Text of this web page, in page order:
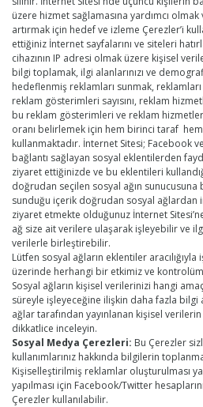
üzere hizmet sağlamasına yardımcı
artırmak için hedef ve izleme Çerezler’i
ettiğiniz İnternet sayfalarını ve siteleri
cihazının IP adresi olmak üzere kişisel
bilgi toplamak, ilgi alanlarınızı ve
hedeflenmiş reklamları sunmak,
reklam gösterimleri sayısını, reklam
bu reklam gösterimleri ve reklam
oranı belirlemek için hem birinci taraf
kullanmaktadır. İnternet Sitesi; Facebook
bağlantı sağlayan sosyal eklentilerden
ziyaret ettiğinizde ve bu eklentileri
doğrudan seçilen sosyal ağın sunucusuna
sunduğu içerik doğrudan sosyal ağlardan
ziyaret etmekte olduğunuz İnternet
ağ size ait verilere ulaşarak işleyebilir ve
verilerle birleştirebilir.
Lütfen sosyal ağların eklentiler
üzerinde herhangi bir etkimiz ve
Sosyal ağların kişisel verilerinizi hangi
süreyle işleyeceğine ilişkin daha fazla
ağlar tarafından yayınlanan kişisel
dikkatlice inceleyin.
Sosyal Medya Çerezleri: Bu Çerezler
kullanımlarınız hakkında bilgilerin
Kişiselleştirilmiş reklamlar oluşturulması
yapılması için Facebook/Twitter
Çerezler kullanılabilir.